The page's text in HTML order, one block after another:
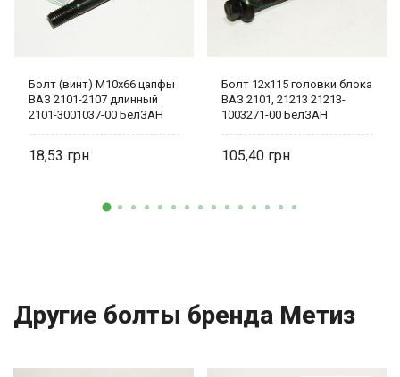
Болт (винт) М10х66 цапфы
ВАЗ 2101-2107 длинный
2101-3001037-00 БелЗАН
18,53
Болт 12х115 головки блока
ВАЗ 2101, 21213 21213-
1003271-00 БелЗАН
105,40
Другие болты бренда Метиз